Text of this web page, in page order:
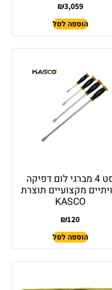
₪3,059
הוספה לסל
סט 4 מברגי לום דפיקה
מקצועיים תוצרת
KASCO
₪120
הוספה לסל